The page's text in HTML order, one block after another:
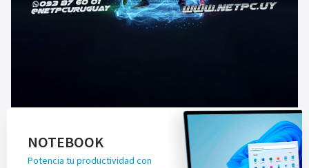
NOTEBOOK
Potencia tu productividad con